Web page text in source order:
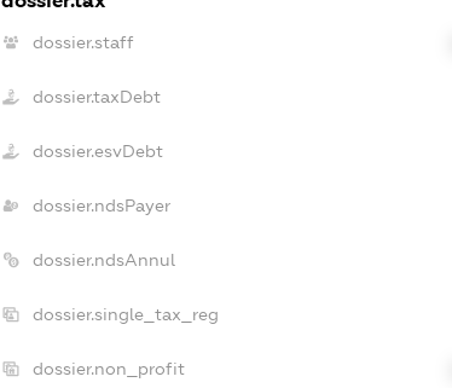
dossier.staff
dossier.taxDebt
dossier.esvDebt
dossier.ndsPayer
dossier.ndsAnnul
dossier.single_tax_reg
dossier.non_profit